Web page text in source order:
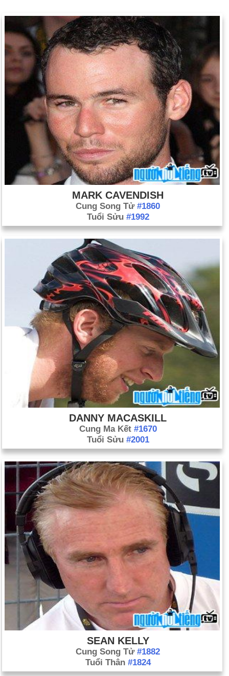
MARK CAVENDISH
Cung Song Tử #1860
Tuổi Sửu #1992
DANNY MACASKILL
Cung Ma Kết #1670
Tuổi Sửu #2001
SEAN KELLY
Cung Song Tử #1882
Tuổi Thân #1824